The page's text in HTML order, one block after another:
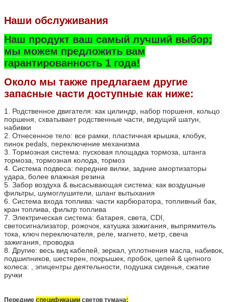
Наши обслуживания
Наш продукт ваш самый лучший выбор;
мы можем предложить вам
гарантированность 1 года!
Около мы также предлагаем другие
запасные части доступные как ниже:
1. Родственное двигателя: как цилиндр, набор поршеня, кольцо
поршеня, схватывает родственные части, ведущий шатун,
набивки
2. Отнесенное тело: все рамки, пластичная крышка, клобук,
пинок pedals, переключение механизма
3. Тормозная система: пусковая площадка тормоза, штанга
тормоза, тормозная колода, тормоз
4. Система подвеса: передние вилки, задние амортизаторы
удара, более влажная резина
5. Забор воздуха & высасывающая система: как воздушные
фильтры, шумоглушители, шланг вытыхания
6. Система входа топлива: части карбюратора, топливный бак,
кран топлива, фильтр топлива
7. Электрическая система: батарея, света, CDI,
светосигнализатор, рожочок, катушка зажигания, выпрямитель
тока, ключ переключателя, реле, магнето, метр, свеча
зажигания, проводка
8. Другие: весь вид кабелей, зеркал, уплотнения масла, набивок,
подшипников, шестерен, покрышек, пробок, цепей & цепного
колеса: , эпицентры деятельности, подушка сиденья, сжатие
ручки
Передние спецификации светов тумана: